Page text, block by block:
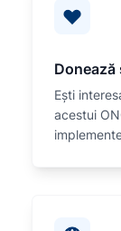
Eşti
acestui